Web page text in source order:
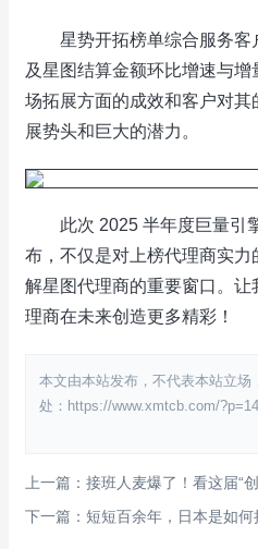
星势开拓榜单综合服务客
及星图结算金额环比增速与
场拓展方面的成效和客户对
展势头和巨大的潜力。
此次 2025 半年度巨量引
布，不仅是对上榜代理商实
解星图代理商的重要窗口。
理商在未来创造更多精彩！
本文由本站发布，不代表本站立场
处：https://www.xmtcb.com/
上一篇：接班人麦爆了！看这届“
下一篇：短短百余年，日本是如何